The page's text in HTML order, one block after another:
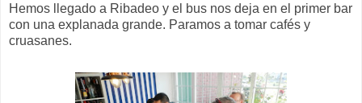
Hemos llegado a Ribadeo y el bus nos deja en el primer bar
con una explanada grande. Paramos a tomar cafés y
cruasanes.